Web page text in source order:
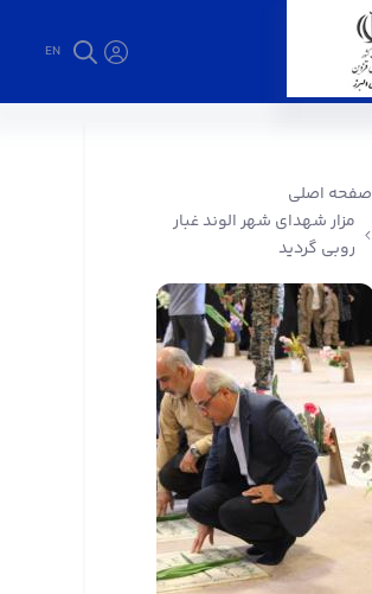
EN
صفحه اصلی
مزار شهدای شهر الوند غبار
روبی گردید